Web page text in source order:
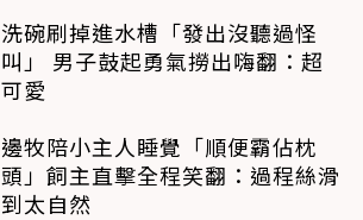
洗碗刷掉進水槽「發出沒聽過怪
叫」 男子鼓起勇氣撈出嗨翻：超
可愛
邊牧陪小主人睡覺「順便霸佔枕
頭」飼主直擊全程笑翻：過程絲滑
到太自然